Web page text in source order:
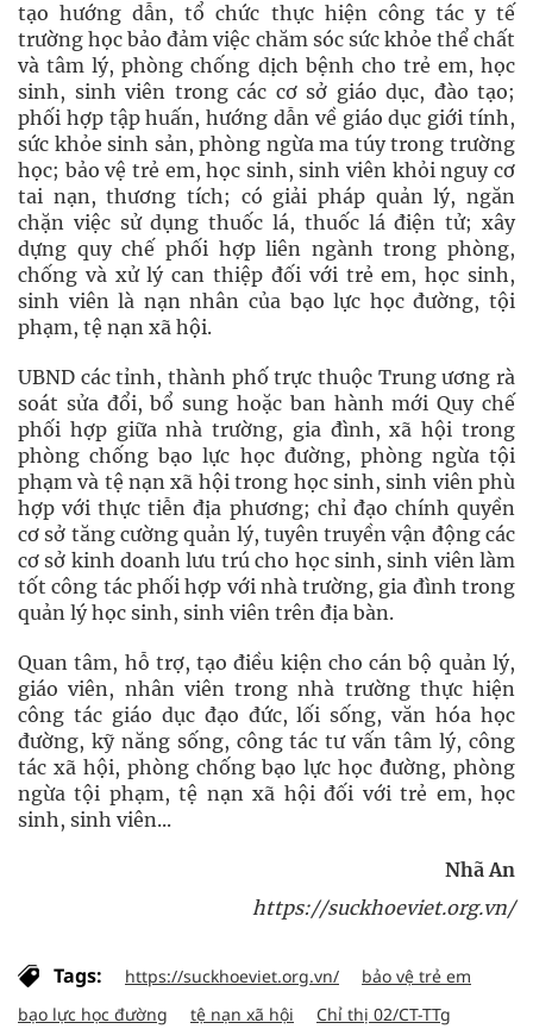
tạo hướng dẫn, tổ chức thực hiện công tác y tế
trường học bảo đảm việc chăm sóc sức khỏe thể chất
và tâm lý, phòng chống dịch bệnh cho trẻ em, học
sinh, sinh viên trong các cơ sở giáo dục, đào tạo;
phối hợp tập huấn, hướng dẫn về giáo dục giới tính,
sức khỏe sinh sản, phòng ngừa ma túy trong trường
học; bảo vệ trẻ em, học sinh, sinh viên khỏi nguy cơ
tai nạn, thương tích; có giải pháp quản lý, ngăn
chặn việc sử dụng thuốc lá, thuốc lá điện tử; xây
dựng quy chế phối hợp liên ngành trong phòng,
chống và xử lý can thiệp đối với trẻ em, học sinh,
sinh viên là nạn nhân của bạo lực học đường, tội
phạm, tệ nạn xã hội.
UBND các tỉnh, thành phố trực thuộc Trung ương rà
soát sửa đổi, bổ sung hoặc ban hành mới Quy chế
phối hợp giữa nhà trường, gia đình, xã hội trong
phòng chống bạo lực học đường, phòng ngừa tội
phạm và tệ nạn xã hội trong học sinh, sinh viên phù
hợp với thực tiễn địa phương; chỉ đạo chính quyền
cơ sở tăng cường quản lý, tuyên truyền vận động các
cơ sở kinh doanh lưu trú cho học sinh, sinh viên làm
tốt công tác phối hợp với nhà trường, gia đình trong
quản lý học sinh, sinh viên trên địa bàn.
Quan tâm, hỗ trợ, tạo điều kiện cho cán bộ quản lý,
giáo viên, nhân viên trong nhà trường thực hiện
công tác giáo dục đạo đức, lối sống, văn hóa học
đường, kỹ năng sống, công tác tư vấn tâm lý, công
tác xã hội, phòng chống bạo lực học đường, phòng
ngừa tội phạm, tệ nạn xã hội đối với trẻ em, học
sinh, sinh viên...
Nhã An
https://suckhoeviet.org.vn/
Tags: https://suckhoeviet.org.vn/
bảo vệ trẻ em
bạo lực học đường
tệ nạn xã hội
Chỉ thị 02/CT-TTg